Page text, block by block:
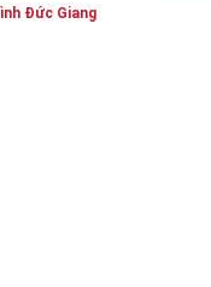
Đức Giang